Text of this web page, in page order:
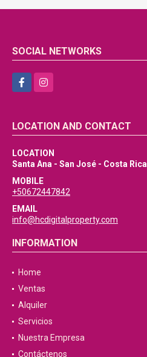
SOCIAL NETWORKS
FacebookInstagram
LOCATION AND CONTACT
LOCATION
Santa Ana - San José - Costa Rica
MOBILE
+50672447842
EMAIL
info@hcdigitalproperty.com
INFORMATION
Home
Ventas
Alquiler
Servicios
Nuestra Empresa
Contáctenos